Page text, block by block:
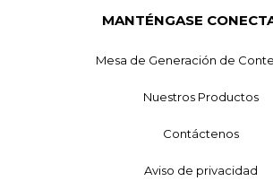
MANTÉNGASE
Mesa de Generación de
Nuestros Productos
Contáctenos
Aviso de privacidad